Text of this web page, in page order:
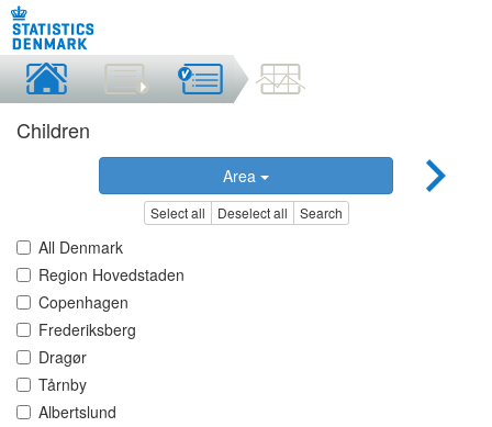
Children
Area
Select all Deselect all Search
All Denmark
Region Hovedstaden
Copenhagen
Frederiksberg
Dragør
Tårnby
Albertslund